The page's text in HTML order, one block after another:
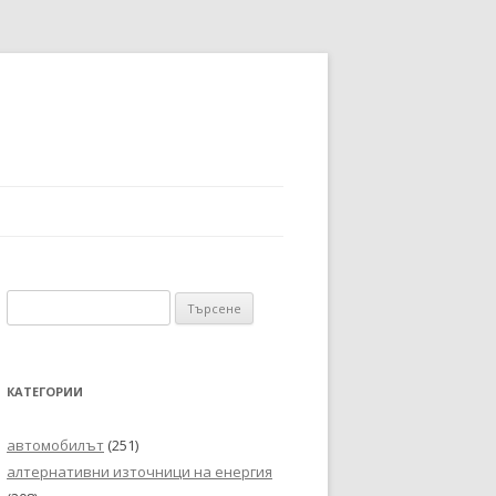
за:
КАТЕГОРИИ
автомобилът (251)
алтернативни източници на енергия